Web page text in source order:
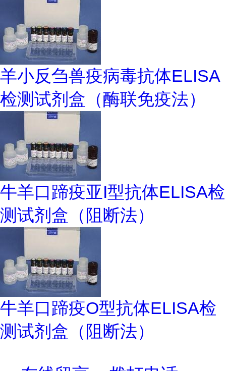
羊小反刍兽疫病毒抗体ELISA
检测试剂盒（酶联免疫法）
牛羊口蹄疫亚I型抗体ELISA检
测试剂盒（阻断法）
牛羊口蹄疫O型抗体ELISA检
测试剂盒（阻断法）